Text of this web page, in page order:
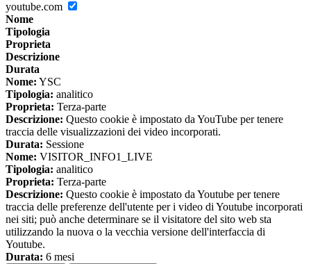
youtube.com
Nome
Tipologia
Proprieta
Descrizione
Durata
Nome: YSC
Tipologia: analitico
Proprieta: Terza-parte
Descrizione: Questo cookie è impostato da YouTube per tenere
traccia delle visualizzazioni dei video incorporati.
Durata: Sessione
Nome: VISITOR_INFO1_LIVE
Tipologia: analitico
Proprieta: Terza-parte
Descrizione: Questo cookie è impostato da Youtube per tenere
traccia delle preferenze dell'utente per i video di Youtube incorporati
nei siti; può anche determinare se il visitatore del sito web sta
utilizzando la nuova o la vecchia versione dell'interfaccia di
Youtube.
Durata: 6 mesi